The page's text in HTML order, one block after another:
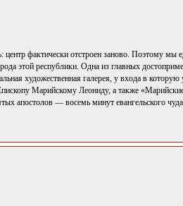
фактически отстроен заново. Поэтому мы
этой республики. Одна из главных
художественная галерея, у входа в которую
Марийскому Леониду, а также
апостолов — восемь минут евангельского